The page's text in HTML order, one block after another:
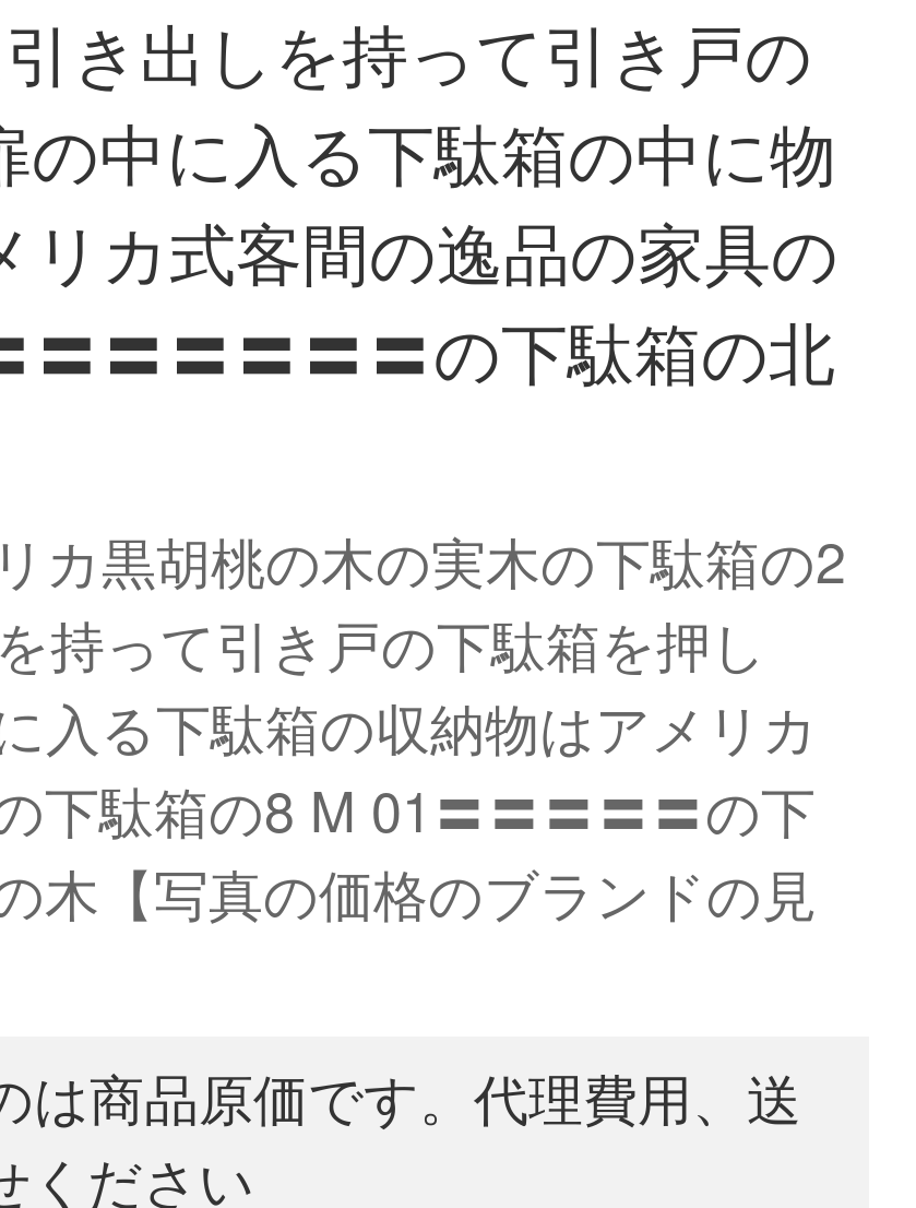
き出しを持って引き戸の
中に入る下駄箱の中に物
リカ式客間の逸品の家具の
〓〓〓〓〓〓の下駄箱の北
カ黒胡桃の木の実木の下駄箱の2
持って引き戸の下駄箱を押し
入る下駄箱の収納物はアメリカ
下駄箱の8 M 01〓〓〓〓〓の下
木【写真の価格のブランドの見
は商品原価です。代理費用、送
ください